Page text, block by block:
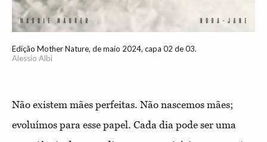
Edição Mother Nature, de maio 2024, capa 02 de 03.
Alessio Albi
Não existem mães perfeitas. Não nascemos mães;
evoluímos para esse papel. Cada dia pode ser uma